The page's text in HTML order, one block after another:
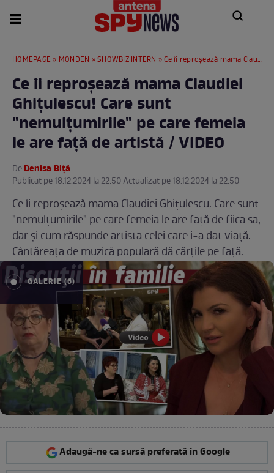
HOMEPAGE » MONDEN »SHOWBIZ INTERN » Ce îi reproșează mama Claudiei Ghițulescu! Care sunt "nemulțumirile" pe care femeia le are față de artistă / VIDEO
Ce îi reproșează mama Claudiei
Ghițulescu! Care sunt
"nemulțumirile" pe care femeia
le are față de artistă / VIDEO
DeDenisa Biță.
Publicat pe 18.12.2024 la 22:50 Actualizat pe 18.12.2024 la 22:50
Ce îi reproșează mama Claudiei Ghițulescu. Care sunt
"nemulțumirile" pe care femeia le are față de fiica sa,
dar și cum răspunde artista celei care i-a dat viață.
Cântăreața de muzică populară dă cărțile pe față.
GALERIE (6)
Adaugă-ne ca sursă preferată în Google